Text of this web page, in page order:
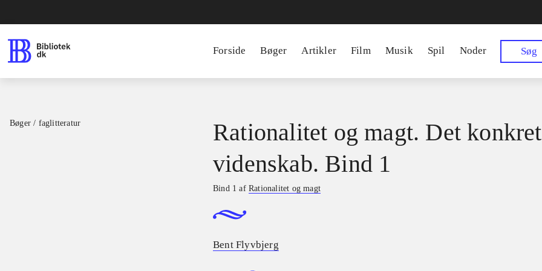
Forside Bøger Artikler Film Musik Spil Noder Søg
Bøger / faglitteratur
Rationalitet og magt. Det
videnskab. Bind 1
Bind 1 afRationalitet og magt
Bent Flyvbjerg